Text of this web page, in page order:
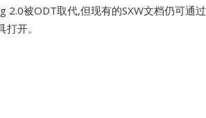
被ODT取代,但现有的SXW文档仍可通过
开。